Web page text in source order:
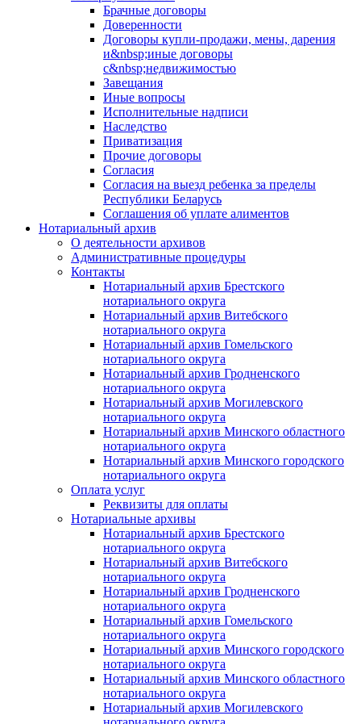
Брачные договоры
Доверенности
Договоры купли-продажи, мены, дарения
и&nbsp;иные договоры
с&nbsp;недвижимостью
Завещания
Иные вопросы
Исполнительные надписи
Наследство
Приватизация
Прочие договоры
Согласия
Согласия на выезд ребенка за пределы
Республики Беларусь
Соглашения об уплате алиментов
Нотариальный архив
О деятельности архивов
Административные процедуры
Контакты
Нотариальный архив Брестского
нотариального округа
Нотариальный архив Витебского
нотариального округа
Нотариальный архив Гомельского
нотариального округа
Нотариальный архив Гродненского
нотариального округа
Нотариальный архив Могилевского
нотариального округа
Нотариальный архив Минского областного
нотариального округа
Нотариальный архив Минского городского
нотариального округа
Оплата услуг
Реквизиты для оплаты
Нотариальные архивы
Нотариальный архив Брестского
нотариального округа
Нотариальный архив Витебского
нотариального округа
Нотариальный архив Гродненского
нотариального округа
Нотариальный архив Гомельского
нотариального округа
Нотариальный архив Минского городского
нотариального округа
Нотариальный архив Минского областного
нотариального округа
Нотариальный архив Могилевского